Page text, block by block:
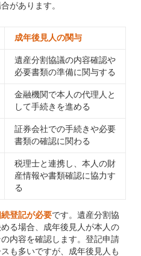
があります。
成年後見人の関与
遺産分割協議の内容確認や
必要書類の準備に関与する
金融機関で本人の代理人と
して手続きを進める
証券会社での手続きや必要
書類の確認に関わる
税理士と連携し、本人の財
産情報や書類確認に協力す
る
登記が必要です。遺産分割協
る場合、成年後見人が本人の
内容を確認します。登記申請
も多いですが、成年後見人も